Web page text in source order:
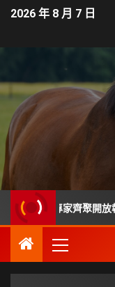
2026 年 8 月 7 日
專家齊聚開放報名